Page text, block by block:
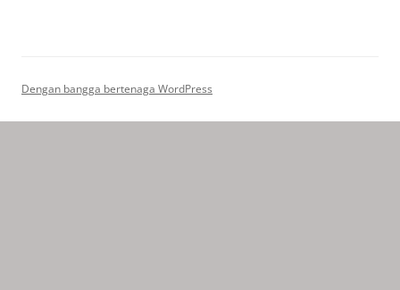
Dengan bangga bertenaga WordPress